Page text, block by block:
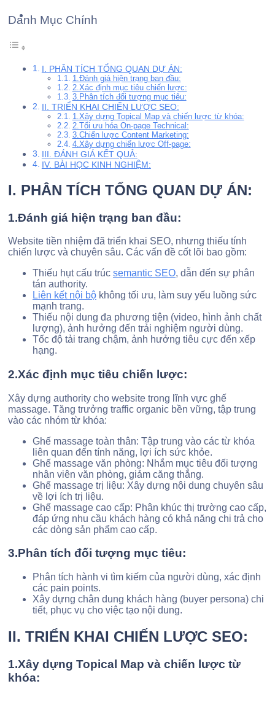
Danh Mục Chính
I. PHÂN TÍCH TỔNG QUAN DỰ ÁN:
1.Đánh giá hiện trạng ban đầu:
2.Xác định mục tiêu chiến lược:
3.Phân tích đối tượng mục tiêu:
II. TRIỂN KHAI CHIẾN LƯỢC SEO:
1.Xây dựng Topical Map và chiến lược từ khóa:
2.Tối ưu hóa On-page Technical:
3.Chiến lược Content Marketing:
4.Xây dựng chiến lược Off-page:
III. ĐÁNH GIÁ KẾT QUẢ:
IV. BÀI HỌC KINH NGHIỆM:
I. PHÂN TÍCH TỔNG QUAN DỰ ÁN:
1.Đánh giá hiện trạng ban đầu:
Website tiền nhiệm đã triển khai SEO, nhưng thiếu tính
chiến lược và chuyên sâu. Các vấn đề cốt lõi bao gồm:
Thiếu hụt cấu trúc semantic SEO, dẫn đến sự phân
tán authority.
Liên kết nội bộ không tối ưu, làm suy yếu luồng sức
mạnh trang.
Thiếu nội dung đa phương tiện (video, hình ảnh chất
lượng), ảnh hưởng đến trải nghiệm người dùng.
Tốc độ tải trang chậm, ảnh hưởng tiêu cực đến xếp
hạng.
2.Xác định mục tiêu chiến lược:
Xây dựng authority cho website trong lĩnh vực ghế
massage. Tăng trưởng traffic organic bền vững, tập trung
vào các nhóm từ khóa:
Ghế massage toàn thân: Tập trung vào các từ khóa
liên quan đến tính năng, lợi ích sức khỏe.
Ghế massage văn phòng: Nhắm mục tiêu đối tượng
nhân viên văn phòng, giảm căng thẳng.
Ghế massage trị liệu: Xây dựng nội dung chuyên sâu
về lợi ích trị liệu.
Ghế massage cao cấp: Phân khúc thị trường cao cấp,
đáp ứng nhu cầu khách hàng có khả năng chi trả cho
các dòng sản phẩm cao cấp.
3.Phân tích đối tượng mục tiêu:
Phân tích hành vi tìm kiếm của người dùng, xác định
các pain points.
Xây dựng chân dung khách hàng (buyer persona) chi
tiết, phục vụ cho việc tạo nội dung.
II. TRIỂN KHAI CHIẾN LƯỢC SEO:
1.Xây dựng Topical Map và chiến lược từ
khóa: